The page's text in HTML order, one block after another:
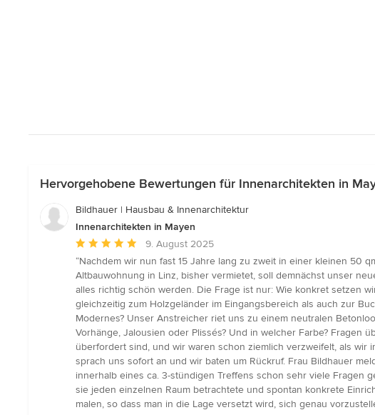
Hervorgehobene Bewertungen für Innenarchitekten in
Bildhauer | Hausbau & Innenarchitektur
Innenarchitekten in Mayen
Durchschnittliche
Bewertung:
5
von
5
Sternen
9. August 2025
“Nachdem wir nun fast 15 Jahre lang zu zweit in einer kleinen 50
Altbauwohnung in Linz, bisher vermietet, soll demnächst unser
alles richtig schön werden. Die Frage ist nur: Wie konkret setzen
gleichzeitig zum Holzgeländer im Eingangsbereich als auch zur
Modernes? Unser Anstreicher riet uns zu einem neutralen
Vorhänge, Jalousien oder Plissés? Und in welcher Farbe? Fragen
überfordert sind, und wir waren schon ziemlich verzweifelt, als wir
sprach uns sofort an und wir baten um Rückruf. Frau Bildhauer
innerhalb eines ca. 3-stündigen Treffens schon sehr viele Fragen
sie jeden einzelnen Raum betrachtete und spontan konkrete
malen, so dass man in die Lage versetzt wird, sich genau